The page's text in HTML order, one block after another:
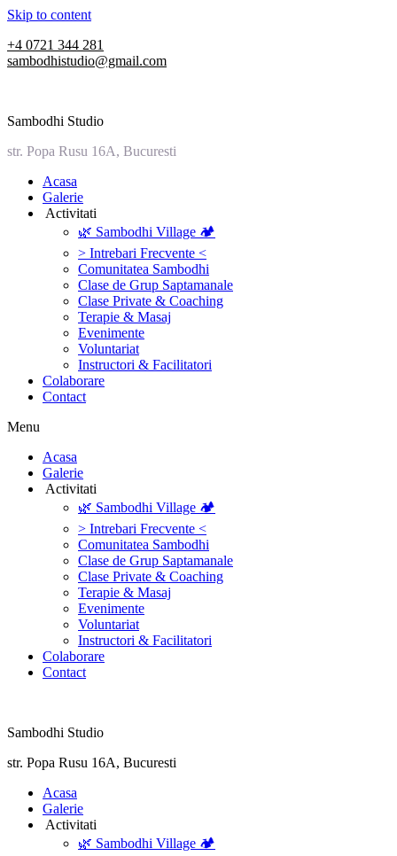
Skip to content
+4 0721 344 281
sambodhistudio@gmail.com
Sambodhi Studio
str. Popa Rusu 16A, Bucuresti
‎Acasa
Galerie
‎ ‎Activitati‎
🌿 Sambodhi Village 🏕️
> Intrebari Frecvente <
Comunitatea Sambodhi
Clase de Grup Saptamanale
Clase Private & Coaching
Terapie & Masaj
‎Evenimente
Voluntariat
‏‏‎Instructori & Facilitatori
Colaborare
Contact
Menu
‎Acasa
Galerie
‎ ‎Activitati‎
🌿 Sambodhi Village 🏕️
> Intrebari Frecvente <
Comunitatea Sambodhi
Clase de Grup Saptamanale
Clase Private & Coaching
Terapie & Masaj
‎Evenimente
Voluntariat
‏‏‎Instructori & Facilitatori
Colaborare
Contact
Sambodhi Studio
str. Popa Rusu 16A, Bucuresti
‎Acasa
Galerie
‎ ‎Activitati‎
🌿 Sambodhi Village 🏕️